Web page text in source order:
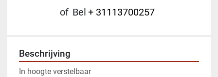
of Bel + 31113700257
Beschrijving
In hoogte verstelbaar